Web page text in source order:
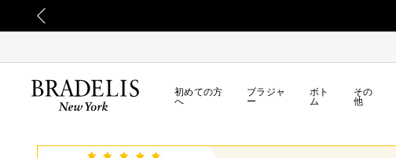
初めての方
へ
ブラジャ
ー
ボト
ム
その
他